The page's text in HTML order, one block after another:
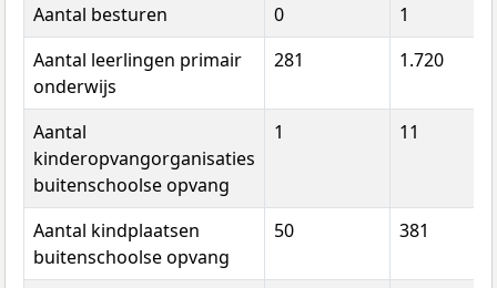
Aantal besturen 0
1
Aantal leerlingen primair
onderwijs
281 1.720
Aantal
kinderopvangorganisaties
buitenschoolse opvang
1 11
Aantal kindplaatsen
buitenschoolse opvang
50 381